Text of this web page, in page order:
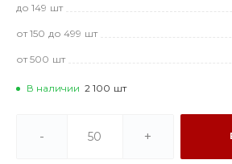
до 149 шт
от 150 до 499 шт
от 500 шт
В наличии 2 100 шт
- +